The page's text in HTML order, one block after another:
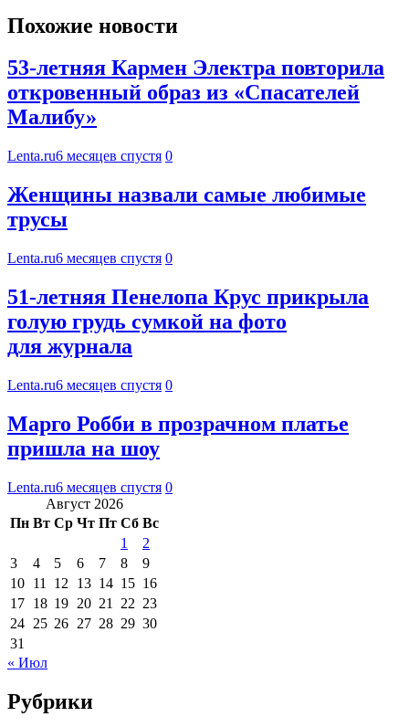
Похожие новости
53-летняя Кармен Электра повторила
откровенный образ из «Спасателей
Малибу»
Lenta.ru6 месяцев спустя 0
Женщины назвали самые любимые
трусы
Lenta.ru6 месяцев спустя 0
51-летняя Пенелопа Крус прикрыла
голую грудь сумкой на фото
для журнала
Lenta.ru6 месяцев спустя 0
Марго Робби в прозрачном платье
пришла на шоу
Lenta.ru6 месяцев спустя 0
Август 2026
Пн Вт Ср Чт Пт Сб Вс
1
2
3
4 5 6 7 8
9
10 11 12 13 14 15 16
17 18 19 20 21 22 23
24 25 26 27 28 29 30
31
« Июл
Рубрики